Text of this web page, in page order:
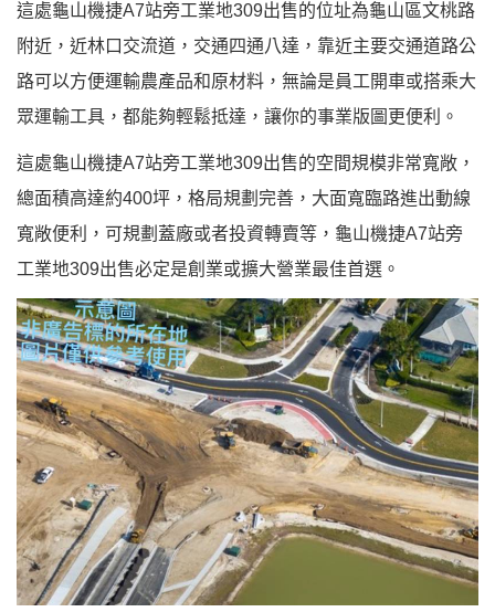
這處龜山機捷A7站旁工業地309出售的位址為龜山區文桃路
附近，近林口交流道，交通四通八達，靠近主要交通道路公
路可以方便運輸農產品和原材料，無論是員工開車或搭乘大
眾運輸工具，都能夠輕鬆抵達，讓你的事業版圖更便利。
這處龜山機捷A7站旁工業地309出售的空間規模非常寬敞，
總面積高達約400坪，格局規劃完善，大面寬臨路進出動線
寬敞便利，可規劃蓋廠或者投資轉賣等，龜山機捷A7站旁
工業地309出售必定是創業或擴大營業最佳首選。